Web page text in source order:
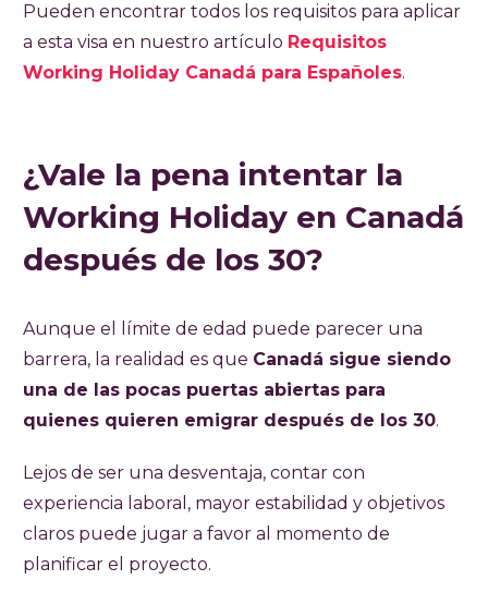
Pueden encontrar todos los requisitos para aplicar
a esta visa en nuestro artículo Requisitos
Working Holiday Canadá para Españoles.
¿Vale la pena intentar la
Working Holiday en Canadá
después de los 30?
Aunque el límite de edad puede parecer una
barrera, la realidad es que Canadá sigue siendo
una de las pocas puertas abiertas para
quienes quieren emigrar después de los 30.
Lejos de ser una desventaja, contar con
experiencia laboral, mayor estabilidad y objetivos
claros puede jugar a favor al momento de
planificar el proyecto.